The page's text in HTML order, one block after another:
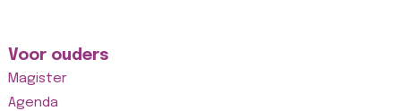
Voor ouders
Magister
Agenda